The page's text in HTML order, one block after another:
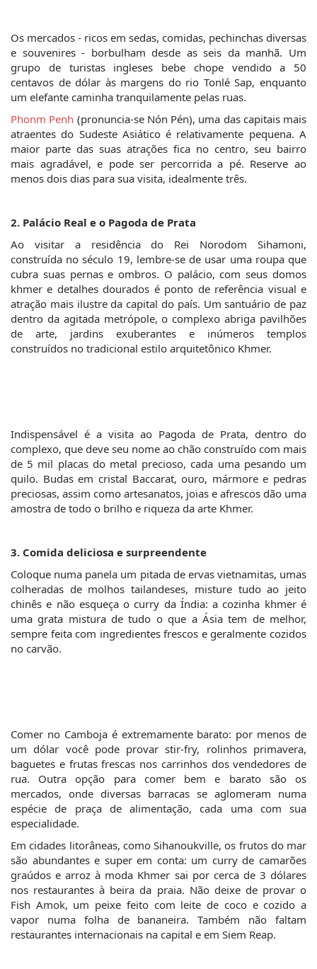
Os mercados - ricos em sedas, comidas, pechinchas diversas
e souvenires - borbulham desde as seis da manhã. Um
grupo de turistas ingleses bebe chope vendido a 50
centavos de dólar às margens do rio Tonlé Sap, enquanto
um elefante caminha tranquilamente pelas ruas.
Phonm Penh (pronuncia-se Nón Pén), uma das capitais mais
atraentes do Sudeste Asiático é relativamente pequena. A
maior parte das suas atrações fica no centro, seu bairro
mais agradável, e pode ser percorrida a pé. Reserve ao
menos dois dias para sua visita, idealmente três.
2. Palácio Real e o Pagoda de Prata
Ao visitar a residência do Rei Norodom Sihamoni,
construída no século 19, lembre-se de usar uma roupa que
cubra suas pernas e ombros. O palácio, com seus domos
khmer e detalhes dourados é ponto de referência visual e
atração mais ilustre da capital do país. Um santuário de paz
dentro da agitada metrópole, o complexo abriga pavilhões
de arte, jardins exuberantes e inúmeros templos
construídos no tradicional estilo arquitetônico Khmer.
Indispensável é a visita ao Pagoda de Prata, dentro do
complexo, que deve seu nome ao chão construído com mais
de 5 mil placas do metal precioso, cada uma pesando um
quilo. Budas em cristal Baccarat, ouro, mármore e pedras
preciosas, assim como artesanatos, joias e afrescos dão uma
amostra de todo o brilho e riqueza da arte Khmer.
3. Comida deliciosa e surpreendente
Coloque numa panela um pitada de ervas vietnamitas, umas
colheradas de molhos tailandeses, misture tudo ao jeito
chinês e não esqueça o curry da Índia: a cozinha khmer é
uma grata mistura de tudo o que a Ásia tem de melhor,
sempre feita com ingredientes frescos e geralmente cozidos
no carvão.
Comer no Camboja é extremamente barato: por menos de
um dólar você pode provar stir-fry, rolinhos primavera,
baguetes e frutas frescas nos carrinhos dos vendedores de
rua. Outra opção para comer bem e barato são os
mercados, onde diversas barracas se aglomeram numa
espécie de praça de alimentação, cada uma com sua
especialidade.
Em cidades litorâneas, como Sihanoukville, os frutos do mar
são abundantes e super em conta: um curry de camarões
graúdos e arroz à moda Khmer sai por cerca de 3 dólares
nos restaurantes à beira da praia. Não deixe de provar o
Fish Amok, um peixe feito com leite de coco e cozido a
vapor numa folha de bananeira. Também não faltam
restaurantes internacionais na capital e em Siem Reap.